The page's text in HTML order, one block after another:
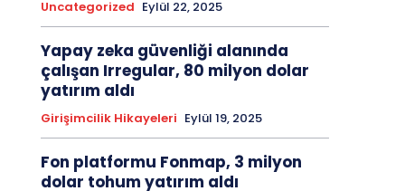
Uncategorized Eylül 22, 2025
Yapay zeka güvenliği alanında
çalışan Irregular, 80 milyon dolar
yatırım aldı
Girişimcilik Hikayeleri Eylül 19, 2025
Fon platformu Fonmap, 3 milyon
dolar tohum yatırım aldı